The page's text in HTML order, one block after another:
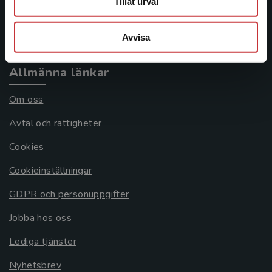
Avvisa
Köpvillkor
Allmänna länkar
Om oss
Avtal och rättigheter
Cookies
Cookieinställningar
GDPR och personuppgifter
Jobba hos oss
Lediga tjänster
Nyhetsbrev